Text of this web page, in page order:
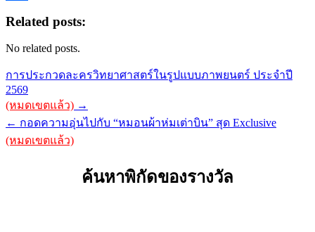
Related posts:
No related posts.
Post
navigation
การประกวดละครวิทยาศาสตร์ในรูปแบบภาพยนตร์ ประจำปี
2569
(หมดเขตแล้ว) →
← กอดความอุ่นไปกับ “หมอนผ้าห่มเต่าบิน” สุด Exclusive
(หมดเขตแล้ว)
ค้นหาพิกัดของรางวัล